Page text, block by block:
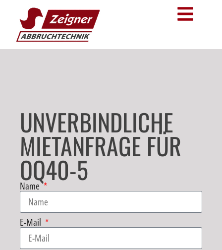
UNVERBINDLICHE
MIETANFRAGE FÜR
OQ40-5
Name
E-Mail